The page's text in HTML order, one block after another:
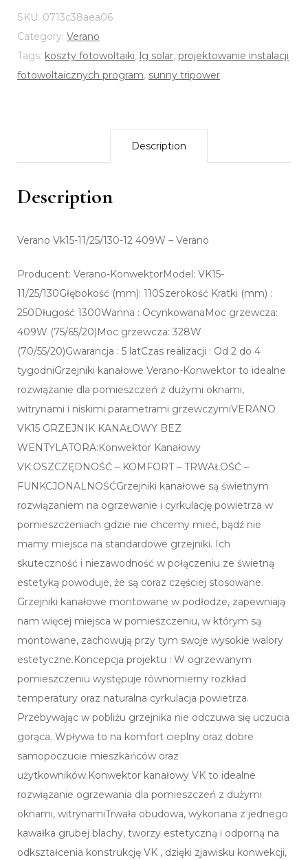
SKU: 0713c38aea06
Category: Verano
Tags: koszty fotowoltaiki, lg solar, projektowanie instalacji
fotowoltaicznych program, sunny tripower
Description
Description
Verano Vk15-11/25/130-12 409W – Verano
Producent: Verano-KonwektorModel: VK15-
11/25/130Głębokość (mm): 110Szerokość Kratki (mm) :
250Długość 1300Wanna : OcynkowanaMoc grzewcza:
409W (75/65/20)Moc grzewcza: 328W
(70/55/20)Gwarancja : 5 latCzas realizacji : Od 2 do 4
tygodniGrzejniki kanałowe Verano-Konwektor to idealne
rozwiązanie dla pomieszczeń z dużymi oknami,
witrynami i niskimi parametrami grzewczymiVERANO
VK15 GRZEJNIK KANAŁOWY BEZ
WENTYLATORA:Konwektor Kanałowy
VK:OSZCZĘDNOŚĆ – KOMFORT – TRWAŁOŚĆ –
FUNKCJONALNOŚĆGrzejniki kanałowe są świetnym
rozwiązaniem na ogrzewanie i cyrkulację powietrza w
pomieszczeniach gdzie nie chcemy mieć, bądź nie
mamy miejsca na standardowe grzejniki. Ich
skuteczność i niezawodność w połączeniu ze świetną
estetyką powoduje, że są coraz częściej stosowane.
Grzejniki kanałowe montowane w podłodze, zapewniają
nam więcej miejsca w pomieszczeniu, w którym są
montowane, zachowują przy tym swoje wysokie walory
estetyczne.Koncepcja projektu : W ogrzewanym
pomieszczeniu występuje równomierny rozkład
temperatury oraz naturalna cyrkulacja powietrza.
Przebywając w pobliżu grzejnika nie odczuwa się uczucia
gorąca. Wpływa to na komfort cieplny oraz dobre
samopoczucie mieszkańców oraz
użytkowników.Konwektor kanałowy VK to idealne
rozwiązanie ogrzewania dla pomieszczeń z dużymi
oknami, witrynamiTrwała obudowa, wykonana z jednego
kawałka grubej blachy, tworzy estetyczną i odporną na
odkształcenia konstrukcję VK , dzięki zjawisku konwekcji,